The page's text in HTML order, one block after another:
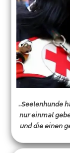
„𝘚𝘦𝘦𝘭𝘦𝘯𝘩𝘶𝘯𝘥𝘦
𝘯𝘶𝘳 𝘦𝘪𝘯𝘮𝘢𝘭
𝘶𝘯𝘥 𝘥𝘪𝘦 𝘦𝘪𝘯𝘦𝘯
𝘥𝘪𝘦 𝘶𝘯𝘴